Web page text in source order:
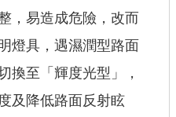
，易造成危險，改而
燈具，遇濕潤型路面
換至「輝度光型」，
及降低路面反射眩